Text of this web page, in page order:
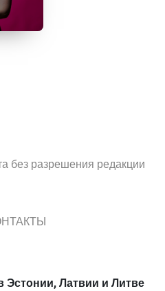
без разрешения редакции
Эстонии, Латвии и Литве